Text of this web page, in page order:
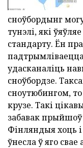
сноўбордынг
тунэлі, які
стандарту. Ён
удасканаліць
сноўбордзе.
сноутюбингом,
крузе. Такі
забавак
Фінляндыя хоць
ўнесла ў яго свае